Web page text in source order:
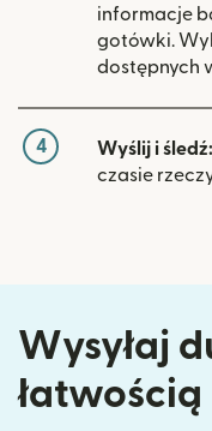
informacje
gotówki.
dostępnych
4 Wyślij i śledź:
czasie
Wysyłaj
łatwością